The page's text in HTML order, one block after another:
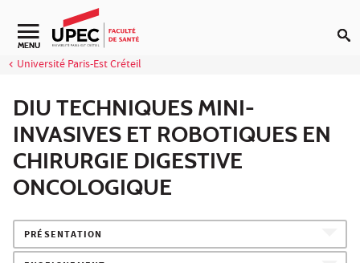
Aller au contenu
Navigation secondaire
MENU
Université Paris-Est Créteil
DIU TECHNIQUES MINI-
INVASIVES ET ROBOTIQUES EN
CHIRURGIE DIGESTIVE
ONCOLOGIQUE
PRÉSENTATION